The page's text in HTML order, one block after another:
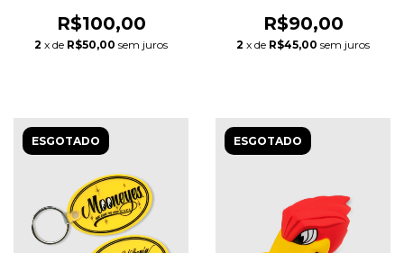
R$100,00
2 x de R$50,00 sem juros
R$90,00
2 x de R$45,00 sem juros
ESGOTADO ESGOTADO